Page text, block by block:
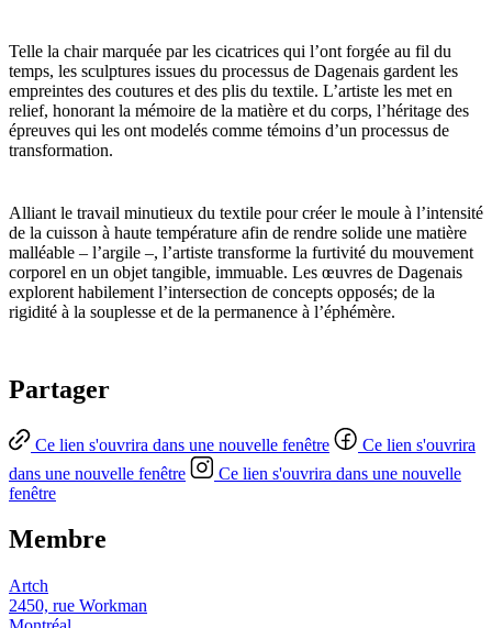
Telle la chair marquée par les cicatrices qui l’ont forgée au fil du
temps, les sculptures issues du processus de Dagenais gardent les
empreintes des coutures et des plis du textile. L’artiste les met en
relief, honorant la mémoire de la matière et du corps, l’héritage des
épreuves qui les ont modelés comme témoins d’un processus de
transformation.
Alliant le travail minutieux du textile pour créer le moule à l’intensité
de la cuisson à haute température afin de rendre solide une matière
malléable – l’argile –, l’artiste transforme la furtivité du mouvement
corporel en un objet tangible, immuable. Les œuvres de Dagenais
explorent habilement l’intersection de concepts opposés; de la
rigidité à la souplesse et de la permanence à l’éphémère.
Partager
Ce lien s'ouvrira dans une nouvelle fenêtre
Ce lien s'ouvrira
dans une nouvelle fenêtre
Ce lien s'ouvrira dans une nouvelle
fenêtre
Membre
Artch
2450, rue Workman